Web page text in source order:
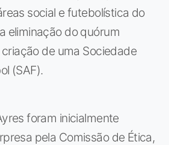
social e futebolística do
eliminação do quórum
de uma Sociedade
(SAF).
foram inicialmente
pela Comissão de Ética,